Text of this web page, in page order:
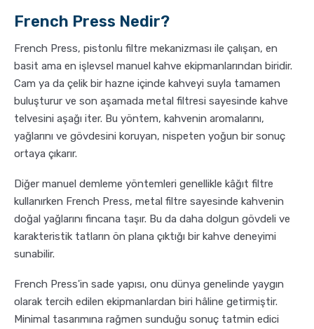
French Press Nedir?
French Press, pistonlu filtre mekanizması ile çalışan, en
basit ama en işlevsel manuel kahve ekipmanlarından biridir.
Cam ya da çelik bir hazne içinde kahveyi suyla tamamen
buluşturur ve son aşamada metal filtresi sayesinde kahve
telvesini aşağı iter. Bu yöntem, kahvenin aromalarını,
yağlarını ve gövdesini koruyan, nispeten yoğun bir sonuç
ortaya çıkarır.
Diğer manuel demleme yöntemleri genellikle kâğıt filtre
kullanırken French Press, metal filtre sayesinde kahvenin
doğal yağlarını fincana taşır. Bu da daha dolgun gövdeli ve
karakteristik tatların ön plana çıktığı bir kahve deneyimi
sunabilir.
French Press'in sade yapısı, onu dünya genelinde yaygın
olarak tercih edilen ekipmanlardan biri hâline getirmiştir.
Minimal tasarımına rağmen sunduğu sonuç tatmin edici